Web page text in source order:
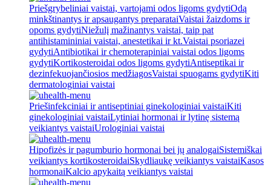
Priešgrybeliniai vaistai, vartojami odos ligoms gydytiOdą
minkštinantys ir apsaugantys preparataiVaistai žaizdoms ir
opoms gydytiNiežulį mažinantys vaistai, taip pat
antihistamininiai vaistai, anestetikai ir kt.Vaistai psoriazei
gydytiAntibiotikai ir chemoterapiniai vaistai odos ligoms
gydytiKortikosteroidai odos ligoms gydytiAntiseptikai ir
dezinfekuojančiosios medžiagosVaistai spuogams gydytiKiti
dermatologiniai vaistai
Priešinfekciniai ir antiseptiniai ginekologiniai vaistaiKiti
ginekologiniai vaistaiLytiniai hormonai ir lytinę sistemą
veikiantys vaistaiUrologiniai vaistai
Hipofizės ir pagumburio hormonai bei jų analogaiSistemiškai
veikiantys kortikosteroidaiSkydliaukę veikiantys vaistaiKasos
hormonaiKalcio apykaitą veikiantys vaistai